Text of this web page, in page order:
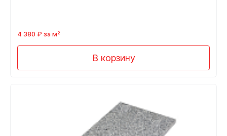
4 380 ₽ за м²
В корзину